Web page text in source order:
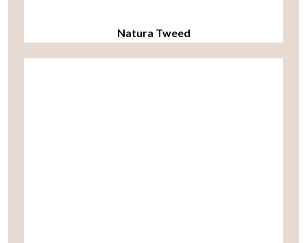
Natura Tweed